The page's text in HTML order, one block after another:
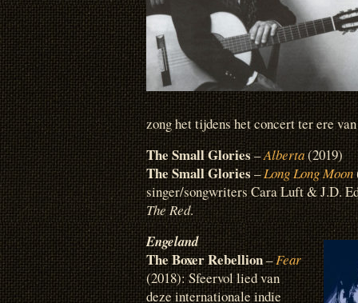
zong het tijdens het concert ter ere
The Small Glories–Alberta(2019)
The Small Glories–Long Long Moon
singer/songwriters Cara Luft & J.D.
The Red.
Engeland
The Boxer Rebellion–Fear
(2018): Sfeervol lied van
deze internationale indie